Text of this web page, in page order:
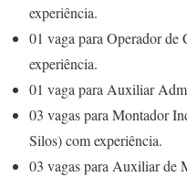
experiência.
01 vaga para Operador
experiência.
01 vaga para Auxiliar
03 vagas para Montador
Silos) com experiência.
03 vagas para Auxiliar de